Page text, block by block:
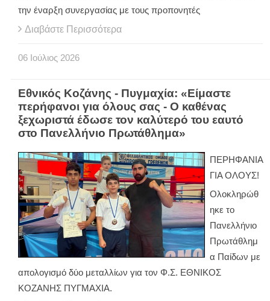
την έναρξη συνεργασίας με τους προπονητές
Διαβάστε Περισσότερα
06 Ιούλιος 2026
Εθνικός Κοζάνης - Πυγμαχία: «Είμαστε
περήφανοι για όλους σας - Ο καθένας
ξεχωριστά έδωσε τον καλύτερό του εαυτό
στο Πανελλήνιο Πρωτάθλημα»
ΠΕΡΗΦΑΝΙΑ
ΓΙΑ ΟΛΟΥΣ!
Ολοκληρώθ
ηκε το
Πανελλήνιο
Πρωτάθλημ
α Παίδων με
απολογισμό δύο μεταλλίων για τον Φ.Σ. ΕΘΝΙΚΟΣ
ΚΟΖΑΝΗΣ ΠΥΓΜΑΧΙΑ.